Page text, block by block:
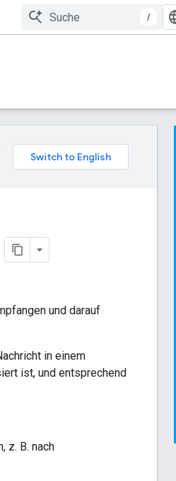
/
und darauf
in einem
ist, und entsprechend
z. B. nach